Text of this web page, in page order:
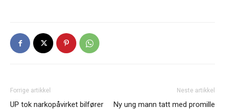
Forrige artikkel
UP tok narkopåvirket bilfører
Neste artikkel
Ny ung mann tatt med promille